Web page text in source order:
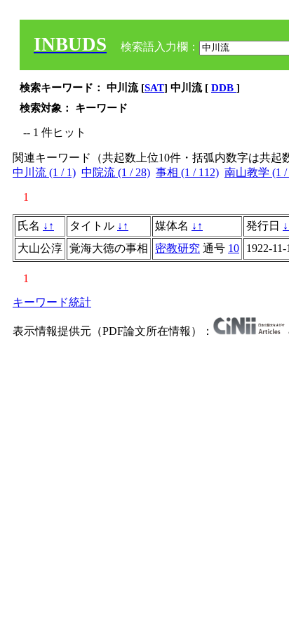
INBUDS 検索語入力欄：
検索キーワード： 中川流 [SAT] 中川流 [ DDB ]
検索対象： キーワード
-- 1 件ヒット
関連キーワード（共起数上位10件・括弧内数字は共
中川流 (1 / 1) 中院流 (1 / 28) 事相 (1 / 112) 南山教学 (1 /
1
氏名 ↓ ↑ タイトル ↓ ↑ 媒体名 ↓ ↑ 発行日 ↓
大山公淳 覚海大徳の事相 密教研究 通号 10 1922-11-
1
キーワード統計
表示情報提供元（PDF論文所在情報）：